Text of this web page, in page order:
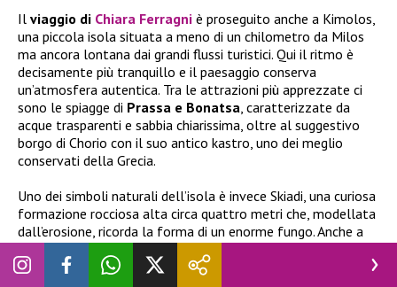
Il viaggio di Chiara Ferragni è proseguito anche a Kimolos,
una piccola isola situata a meno di un chilometro da Milos
ma ancora lontana dai grandi flussi turistici. Qui il ritmo è
decisamente più tranquillo e il paesaggio conserva
un’atmosfera autentica. Tra le attrazioni più apprezzate ci
sono le spiagge di Prassa e Bonatsa , caratterizzate da
acque trasparenti e sabbia chiarissima, oltre al suggestivo
borgo di Chorio con il suo antico kastro, uno dei meglio
conservati della Grecia.
Uno dei simboli naturali dell’isola è invece Skiadi, una curiosa
formazione rocciosa alta circa quattro metri che, modellata
dall’erosione, ricorda la forma di un enorme fungo. Anche a
Kimolos sopravvivono le tradizionali syrmata, in particolare
nel
piccolo villaggio di Goupa Kara